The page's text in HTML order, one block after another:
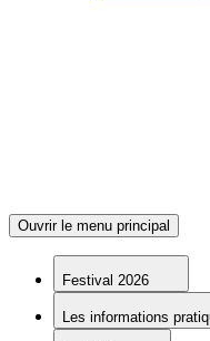
Ouvrir le menu principal
Festival 2026
Les informations